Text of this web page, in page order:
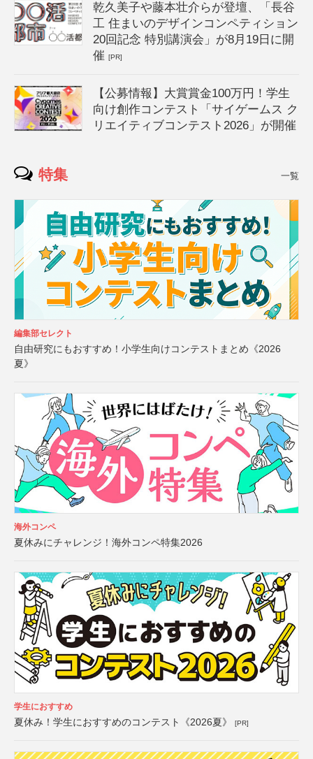
乾久美子や藤本壮介らが登壇、「長谷
工 住まいのデザインコンペティション
20回記念 特別講演会」が8月19日に開
催[PR]
【公募情報】大賞賞金100万円！学生
向け創作コンテスト「サイゲームス ク
リエイティブコンテスト2026」が開催
特集 一覧
編集部セレクト
自由研究にもおすすめ！小学生向けコンテストまとめ《2026
夏》
海外コンペ
夏休みにチャレンジ！海外コンペ特集2026
学生におすすめ
夏休み！学生におすすめのコンテスト《2026夏》 [PR]